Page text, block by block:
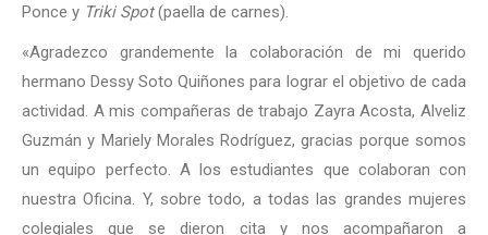
Ponce y Triki Spot(paella de carnes).
«Agradezco grandemente la colaboración de mi querido
hermano Dessy Soto Quiñones para lograr el objetivo de cada
actividad. A mis compañeras de trabajo Zayra Acosta, Alveliz
Guzmán y Mariely Morales Rodríguez, gracias porque somos
un equipo perfecto. A los estudiantes que colaboran con
nuestra Oficina. Y, sobre todo, a todas las grandes mujeres
colegiales que se dieron cita y nos acompañaron a